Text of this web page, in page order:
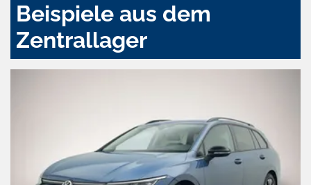
Beispiele aus dem
Zentrallager